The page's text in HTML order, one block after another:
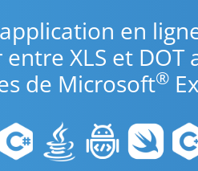
en
XLS et
de Microsoft®